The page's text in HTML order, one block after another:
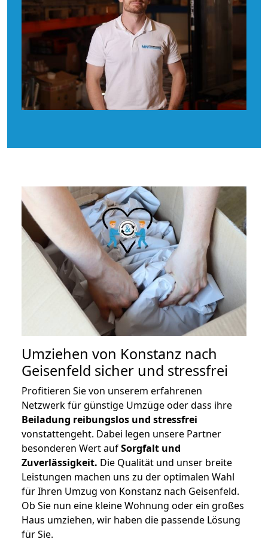
Umziehen von Konstanz nach
Geisenfeld sicher und stressfrei
Profitieren Sie von unserem erfahrenen
Netzwerk für günstige Umzüge oder dass ihre
Beiladung reibungslos und stressfrei
vonstattengeht. Dabei legen unsere Partner
besonderen Wert aufSorgfalt und
Zuverlässigkeit. Die Qualität und unser breite
Leistungen machen uns zu der optimalen Wahl
für Ihren Umzug von Konstanz nach Geisenfeld.
Ob Sie nun eine kleine Wohnung oder ein großes
Haus umziehen, wir haben die passende Lösung
für Sie.